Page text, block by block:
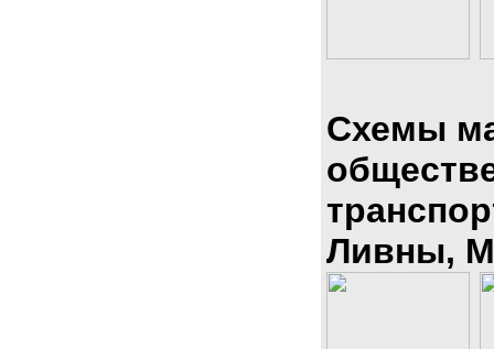
Схемы
Ливны,